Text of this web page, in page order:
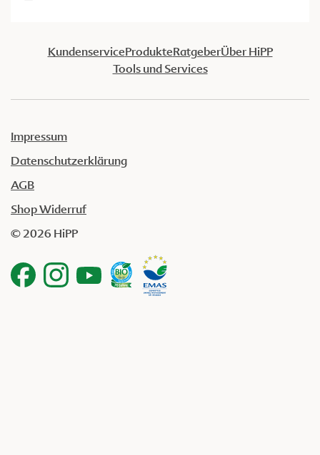
KundenserviceProdukteRatgeberÜber HiPP
Tools und Services
Impressum
Datenschutzerklärung
AGB
Shop Widerruf
© 2026 HiPP